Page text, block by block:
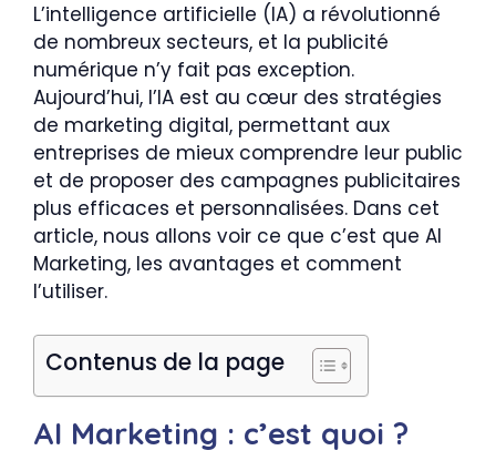
L’intelligence artificielle (IA) a révolutionné
de nombreux secteurs, et la publicité
numérique n’y fait pas exception.
Aujourd’hui, l’IA est au cœur des stratégies
de marketing digital, permettant aux
entreprises de mieux comprendre leur public
et de proposer des campagnes publicitaires
plus efficaces et personnalisées. Dans cet
article, nous allons voir ce que c’est que AI
Marketing, les avantages et comment
l’utiliser.
Contenus de la page
AI Marketing : c’est quoi ?